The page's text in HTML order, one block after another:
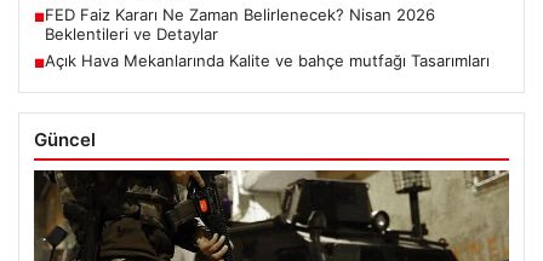
■FED Faiz Kararı Ne Zaman Belirlenecek? Nisan 2026
Beklentileri ve Detaylar
■Açık Hava Mekanlarında Kalite ve bahçe mutfağı Tasarımları
Güncel